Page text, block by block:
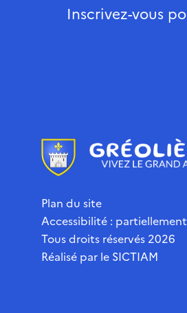
Inscrivez-vous
Plan du site
Accessibilité :
Tous droits réservés 2026
Réalisé par le SICTIAM